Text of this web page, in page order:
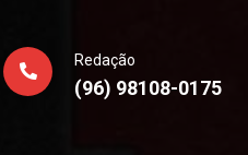
Redação
(96) 98108-0175